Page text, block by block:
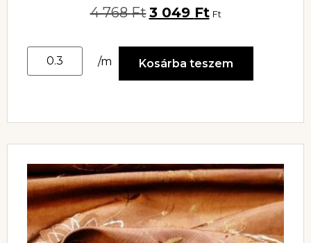
4 768Ft3 049 Ft Ft
/m Kosárba teszem